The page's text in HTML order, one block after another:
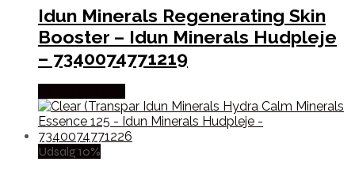
Idun Minerals Regenerating Skin
Booster – Idun Minerals Hudpleje
– 7340074771219
Udsalg 10%